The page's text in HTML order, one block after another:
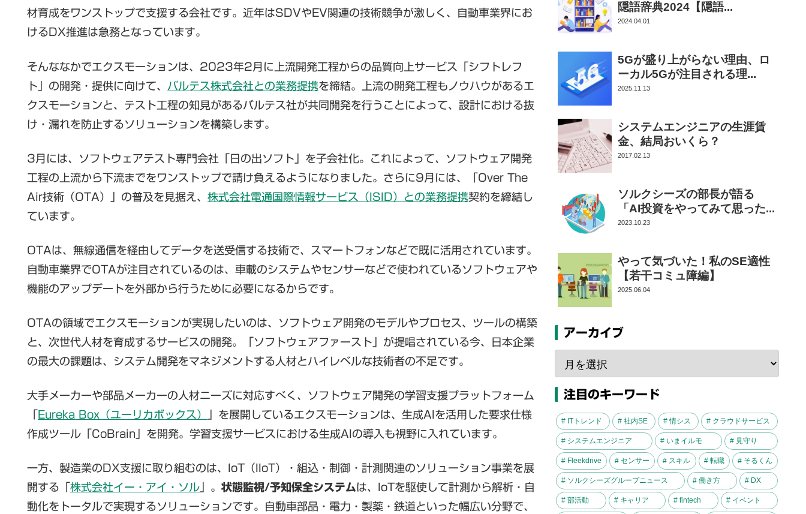
材育成をワンストップで支援する会社です。近年はSDVやEV関連の技術競争が激しく、自動車業界にお
けるDX推進は急務となっています。
そんななかでエクスモーションは、2023年2月に上流開発工程からの品質向上サービス「シフトレフ
ト」の開発・提供に向けて、
バルテス株式会社との業務提携を締結。上流の開発工程もノウハウがあるエ
クスモーションと、テスト工程の知見があるバルテス社が共同開発を行うことによって、設計における抜
け・漏れを防止するソリューションを構築します。
3月には、ソフトウェアテスト専門会社「日の出ソフト」を子会社化。これによって、ソフトウェア開発
工程の上流から下流までをワンストップで請け負えるようになりました。さらに9月には、「Over The
Air技術（OTA）」の普及を見据え、 株式会社電通国際情報サービス（ISID）との業務提携契約を締結し
ています。
OTAは、無線通信を経由してデータを送受信する技術で、スマートフォンなどで既に活用されています。
自動車業界でOTAが注目されているのは、車載のシステムやセンサーなどで使われているソフトウェアや
機能のアップデートを外部から行うために必要になるからです。
OTAの領域でエクスモーションが実現したいのは、ソフトウェア開発のモデルやプロセス、ツールの構築
と、次世代人材を育成するサービスの開発。「ソフトウェアファースト」が提唱されている今、日本企業
の最大の課題は、システム開発をマネジメントする人材とハイレベルな技術者の不足です。
大手メーカーや部品メーカーの人材ニーズに対応すべく、ソフトウェア開発の学習支援プラットフォーム
Eureka Box（ユーリカボックス）
」を展開しているエクスモーションは、生成AIを活用した要求仕様
作成ツール「CoBrain」を開発。学習支援サービスにおける生成AIの導入も視野に入れています。
一方、製造業のDX支援に取り組むのは、IoT（IIoT）・組込・制御・計測関連のソリューション事業を展
開する「 株式会社イー・アイ・ソル 」。 状態監視/予知保全システムは、IoTを駆使して計測から解析・自
動化をトータルで実現するソリューションです。自動車部品・電力・製薬・鉄道といった幅広い分野で、
隠語辞典2024【隠語...
2024.04.01
5Gが盛り上がらない理由、ロ
ーカル5Gが注目される理...
2025.11.13
システムエンジニアの生涯賃
金、結局おいくら？
2017.02.13
ソルクシーズの部長が語る
「AI投資をやってみて思った...
2023.10.23
やって気づいた！私のSE適性
【若干コミュ障編】
2025.06.04
アーカイブ
注目のキーワード
# ITトレンド # 社内SE # 情シス # クラウドサービス
# システムエンジニア # いまイルモ # 見守り
# Fleekdrive # センサー # スキル # 転職 # そるくん
# ソルクシーズグループニュース # 働き方 # DX
# 部活動 # キャリア # fintech # イベント